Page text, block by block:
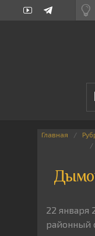
Главная
22 января
районный